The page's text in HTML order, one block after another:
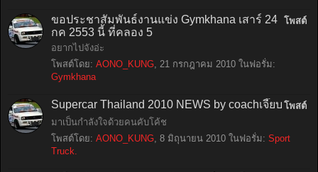
โพสต์
ขอประชาสัมพันธ์งานแข่ง Gymkhana เสาร์ 24
กค 2553 นี้ ที่คลอง 5
อยากไปจังอ่ะ
โพสต์โดย: AONO_KUNG, 21 กรกฎาคม 2010 ในฟอรั่ม:
Gymkhana
โพสต์
Supercar Thailand 2010 NEWS by coachเจี๊ยบ
มาเป็นกำลังใจด้วยคนคับโค้ช
โพสต์โดย: AONO_KUNG, 8 มิถุนายน 2010 ในฟอรั่ม: Sport
Truck.